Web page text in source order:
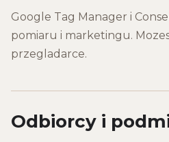
Google Tag Manager i
pomiaru i marketingu.
przegladarce.
Odbiorcy i